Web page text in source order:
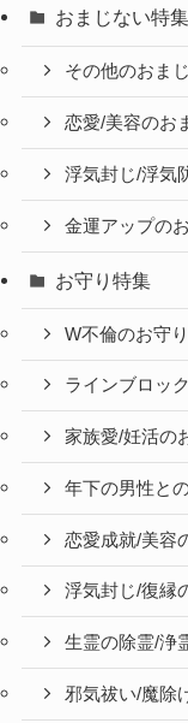
おまじない特集
その他のおま
恋愛/美容のお
浮気封じ/浮気
金運アップの
お守り特集
W不倫のお守り
ラインブロッ
家族愛/妊活の
年下の男性と
恋愛成就/美容
浮気封じ/復縁
生霊の除霊/浄
邪気祓い/魔除